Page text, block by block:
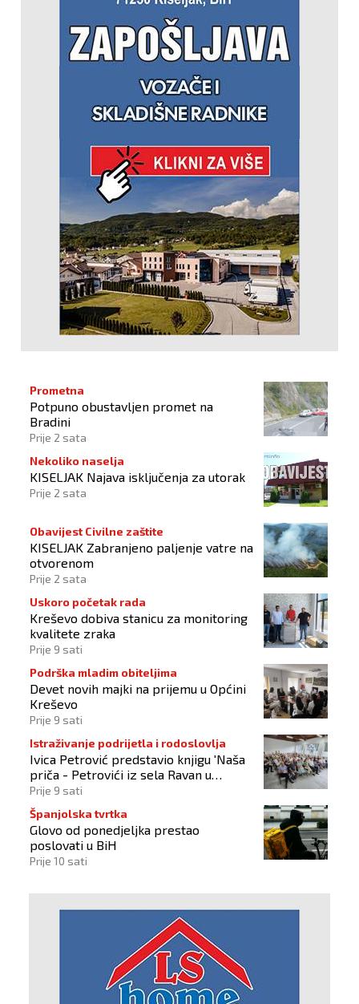
Prometna
Potpuno obustavljen promet na
Bradini
Prije 2 sata
Nekoliko naselja
KISELJAK Najava isključenja za utorak
Prije 2 sata
Obavijest Civilne zaštite
KISELJAK Zabranjeno paljenje vatre na
otvorenom
Prije 2 sata
Uskoro početak rada
Kreševo dobiva stanicu za monitoring
kvalitete zraka
Prije 9 sati
Podrška mladim obiteljima
Devet novih majki na prijemu u Općini
Kreševo
Prije 9 sati
Istraživanje podrijetla i rodoslovlja
Ivica Petrović predstavio knjigu 'Naša
priča - Petrovići iz sela Ravan u
Busovači'
Prije 9 sati
Španjolska tvrtka
Glovo od ponedjeljka prestao
poslovati u BiH
Prije 10 sati